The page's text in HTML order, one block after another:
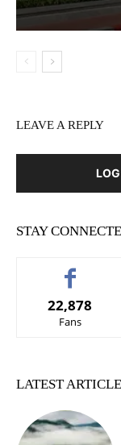
LEAVE A REPLY
STAY
22,878
Fans
LATEST